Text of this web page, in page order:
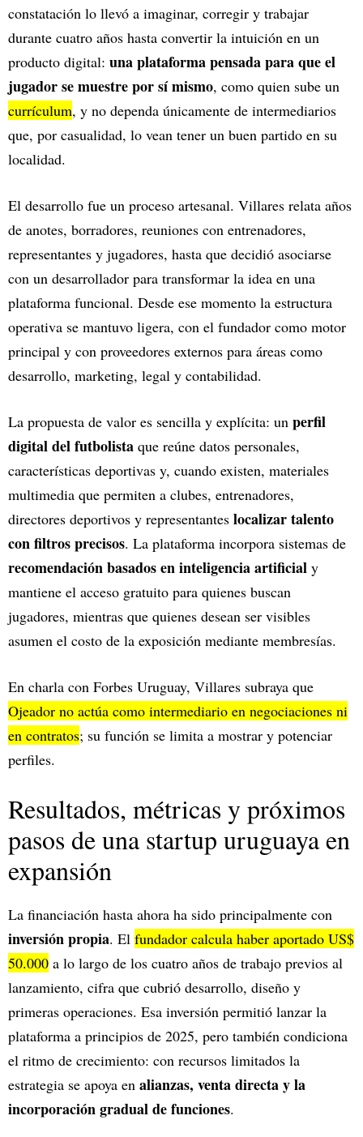
constatación lo llevó a imaginar, corregir y trabajar
durante cuatro años hasta convertir la intuición en un
producto digital: una plataforma pensada para que el
jugador se muestre por sí mismo, como quien sube un
currículum, y no dependa únicamente de intermediarios
que, por casualidad, lo vean tener un buen partido en su
localidad.
El desarrollo fue un proceso artesanal. Villares relata años
de anotes, borradores, reuniones con entrenadores,
representantes y jugadores, hasta que decidió asociarse
con un desarrollador para transformar la idea en una
plataforma funcional. Desde ese momento la estructura
operativa se mantuvo ligera, con el fundador como motor
principal y con proveedores externos para áreas como
desarrollo, marketing, legal y contabilidad.
La propuesta de valor es sencilla y explícita: un perfil
digital del futbolista que reúne datos personales,
características deportivas y, cuando existen, materiales
multimedia que permiten a clubes, entrenadores,
directores deportivos y representantes localizar talento
con filtros precisos. La plataforma incorpora sistemas de
recomendación basados en inteligencia artificial y
mantiene el acceso gratuito para quienes buscan
jugadores, mientras que quienes desean ser visibles
asumen el costo de la exposición mediante membresías.
En charla con Forbes Uruguay, Villares subraya que
Ojeador no actúa como intermediario en negociaciones ni
en contratos; su función se limita a mostrar y potenciar
perfiles.
Resultados, métricas y próximos
pasos de una startup uruguaya en
expansión
La financiación hasta ahora ha sido principalmente con
inversión propia. El fundador calcula haber aportado US$
50.000 a lo largo de los cuatro años de trabajo previos al
lanzamiento, cifra que cubrió desarrollo, diseño y
primeras operaciones. Esa inversión permitió lanzar la
plataforma a principios de 2025, pero también condiciona
el ritmo de crecimiento: con recursos limitados la
estrategia se apoya en alianzas, venta directa y la
incorporación gradual de funciones.